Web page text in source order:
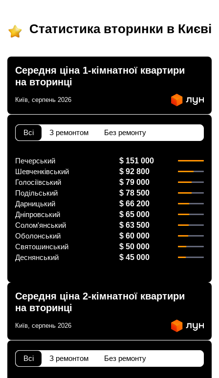
Статистика вторинки в Києві
Середня ціна 1-кімнатної квартири
на вторинці
Київ, серпень 2026
Всі З ремонтом Без ремонту
Печерський
$ 151 000
Шевченківський
$ 92 800
Голосіївський
$ 79 000
Подільський
$ 78 500
Дарницький
$ 66 200
Дніпровський
$ 65 000
Солом'янський
$ 63 500
Оболонський
$ 60 000
Святошинський
$ 50 000
Деснянський
$ 45 000
Середня ціна 2-кімнатної квартири
на вторинці
Київ, серпень 2026
Всі З ремонтом Без ремонту
привʼяжіть їхні акаунти до акаунту АН, щоб:
поповнювати баланс вашим рієлторам,
бачити в кабінеті всі оголошення,
вашими рієлторами,